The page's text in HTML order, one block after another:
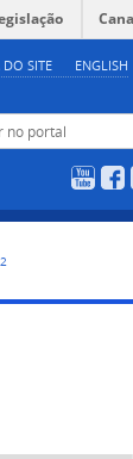
SITE ENGLISH
portal